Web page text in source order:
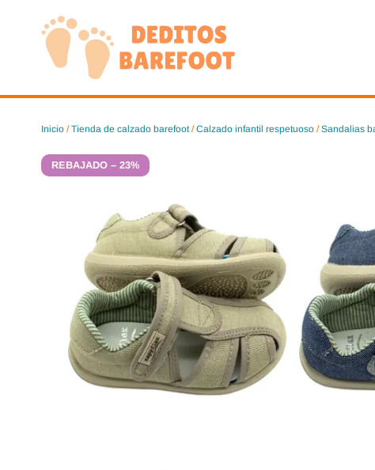
contenido
Inicio /Tienda de calzado barefoot/Calzado infantil respetuoso /Sandalias
REBAJADO – 23%